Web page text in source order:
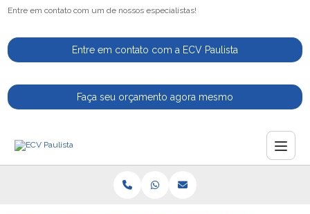
Entre em contato com um de nossos especialistas!
Entre em contato com a ECV Paulista
Faça seu orçamento agora mesmo